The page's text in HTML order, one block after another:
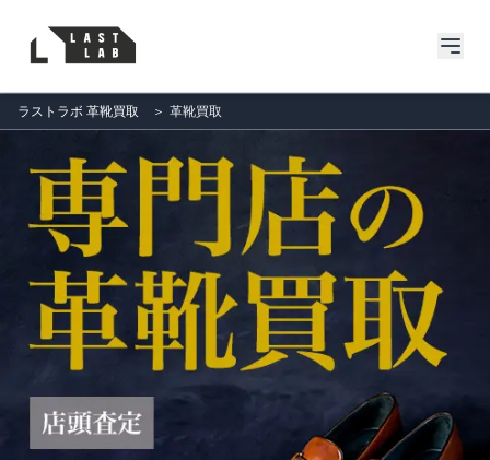
ラストラボ 革靴買取 ＞ 革靴買取